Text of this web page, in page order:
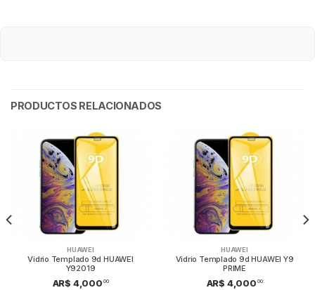
PRODUCTOS RELACIONADOS
HUAWEI
Vidrio Templado 9d HUAWEI
Y92019
AR$ 4,000 00
HUAWEI
Vidrio Templado 9d HUAWEI Y9
PRIME
AR$ 4,000 00